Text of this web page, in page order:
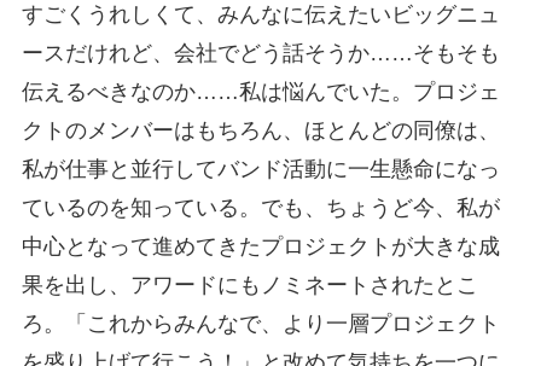
すごくうれしくて、みんなに伝えたいビッグニュ
ースだけれど、会社でどう話そうか……そもそも
伝えるべきなのか……私は悩んでいた。プロジェ
クトのメンバーはもちろん、ほとんどの同僚は、
私が仕事と並行してバンド活動に一生懸命になっ
ているのを知っている。でも、ちょうど今、私が
中心となって進めてきたプロジェクトが大きな成
果を出し、アワードにもノミネートされたとこ
ろ。「これからみんなで、より一層プロジェクト